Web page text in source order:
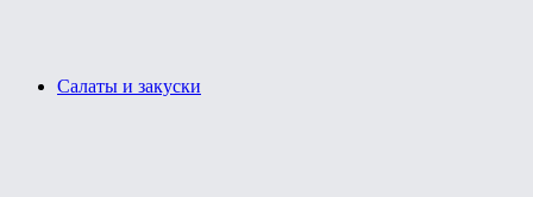
Салаты и закуски